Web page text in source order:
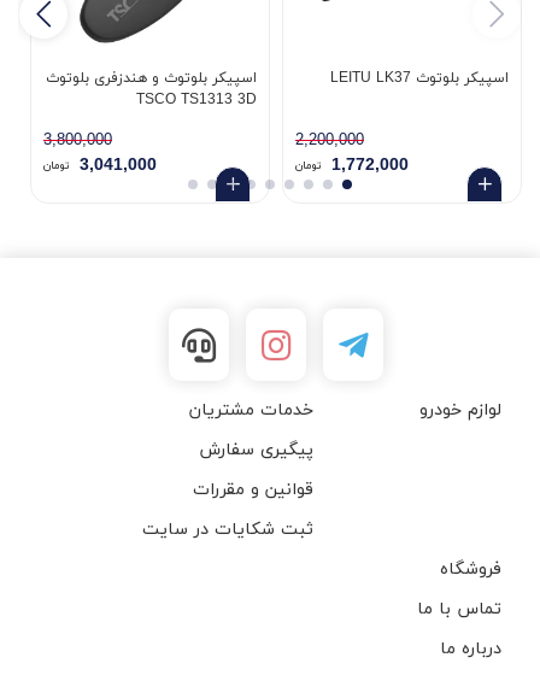
اسپیکر بلوتوث LEITU LK37
2,200,000
1,772,000 تومان
اسپیکر بلوتوث و هندزفری بلوتوث
TSCO TS1313 3D
3,800,000
3,041,000 تومان
لوازم خودرو
خدمات مشتریان
پیگیری سفارش
قوانین و مقررات
ثبت شکایات در سایت
فروشگاه
تماس با ما
درباره ما